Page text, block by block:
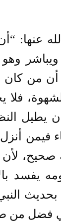
عنها: “أن
وهو
أن من
فلا
يطيل
فيمن
صحيح، لأن
يفسد
بحديث
فضل من